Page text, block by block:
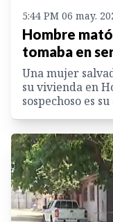
5:44 PM 06 may.
Hombre
tomaba en
Una mujer
su vivienda en
sospechoso es